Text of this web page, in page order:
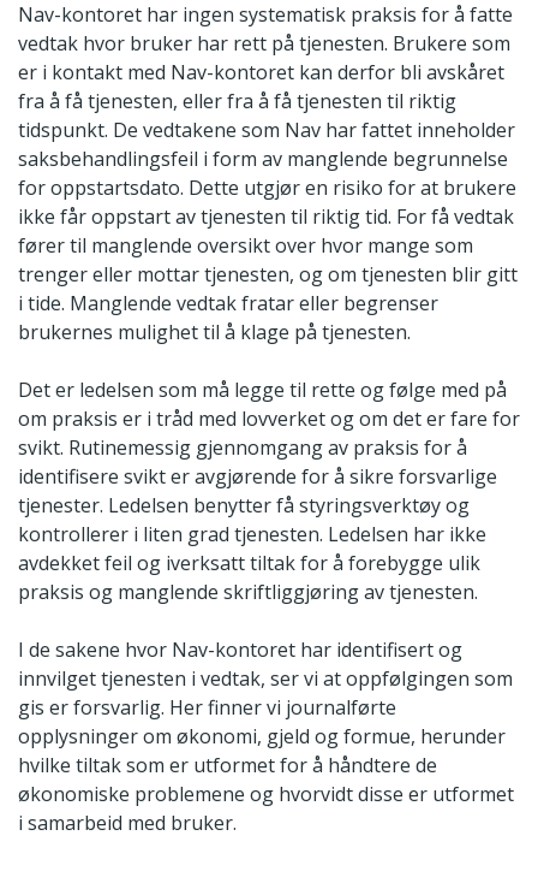
Nav-kontoret har ingen systematisk praksis for å fatte
vedtak hvor bruker har rett på tjenesten. Brukere som
er i kontakt med Nav-kontoret kan derfor bli avskåret
fra å få tjenesten, eller fra å få tjenesten til riktig
tidspunkt. De vedtakene som Nav har fattet inneholder
saksbehandlingsfeil i form av manglende begrunnelse
for oppstartsdato. Dette utgjør en risiko for at brukere
ikke får oppstart av tjenesten til riktig tid. For få vedtak
fører til manglende oversikt over hvor mange som
trenger eller mottar tjenesten, og om tjenesten blir gitt
i tide. Manglende vedtak fratar eller begrenser
brukernes mulighet til å klage på tjenesten.
Det er ledelsen som må legge til rette og følge med på
om praksis er i tråd med lovverket og om det er fare for
svikt. Rutinemessig gjennomgang av praksis for å
identifisere svikt er avgjørende for å sikre forsvarlige
tjenester. Ledelsen benytter få styringsverktøy og
kontrollerer i liten grad tjenesten. Ledelsen har ikke
avdekket feil og iverksatt tiltak for å forebygge ulik
praksis og manglende skriftliggjøring av tjenesten.
I de sakene hvor Nav-kontoret har identifisert og
innvilget tjenesten i vedtak, ser vi at oppfølgingen som
gis er forsvarlig. Her finner vi journalførte
opplysninger om økonomi, gjeld og formue, herunder
hvilke tiltak som er utformet for å håndtere de
økonomiske problemene og hvorvidt disse er utformet
i samarbeid med bruker.